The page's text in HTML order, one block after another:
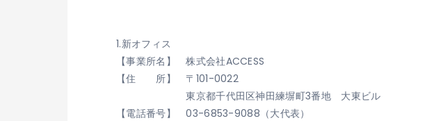
1.新オフィス
【事業所名】 株式会社ACCESS
【住 所】 〒101-0022
東京都千代田区神田練塀町3番地 大東ビル
【電話番号】 03-6853-9088（大代表）